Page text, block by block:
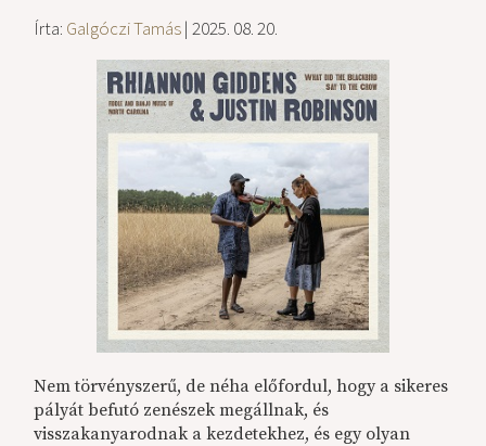
Írta: Galgóczi Tamás| 2025. 08. 20.
Nem törvényszerű, de néha előfordul, hogy a sikeres
pályát befutó zenészek megállnak, és
visszakanyarodnak a kezdetekhez, és egy olyan